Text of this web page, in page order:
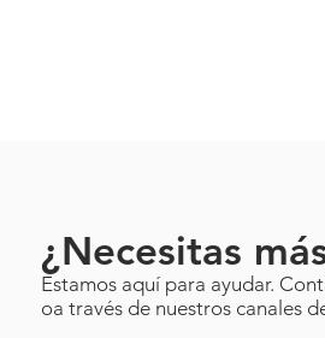
¿Necesitas
Estamos aquí para ayudar.
oa través de nuestros canales